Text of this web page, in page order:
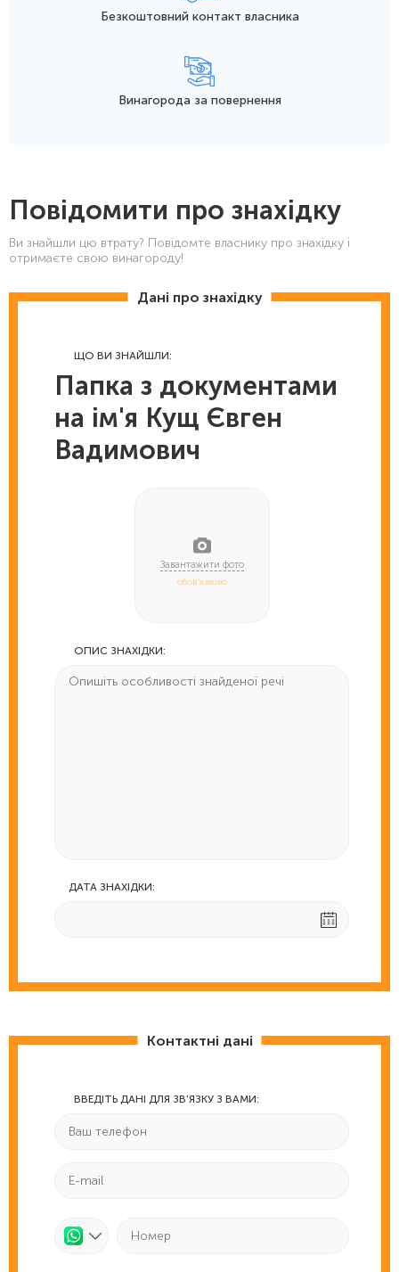
Безкоштовний контакт власника
Винагорода за повернення
Повідомити про знахідку
Ви знайшли цю втрату? Повідомте власнику про знахідку і
отримаєте свою винагороду!
Дані про знахідку
ЩО ВИ ЗНАЙШЛИ:
Папка з документами
на ім'я Кущ Євген
Вадимович
обов'язково
ОПИС ЗНАХІДКИ:
ДАТА ЗНАХІДКИ:
Контактні дані
ВВЕДІТЬ ДАНІ ДЛЯ ЗВ'ЯЗКУ З ВАМИ: